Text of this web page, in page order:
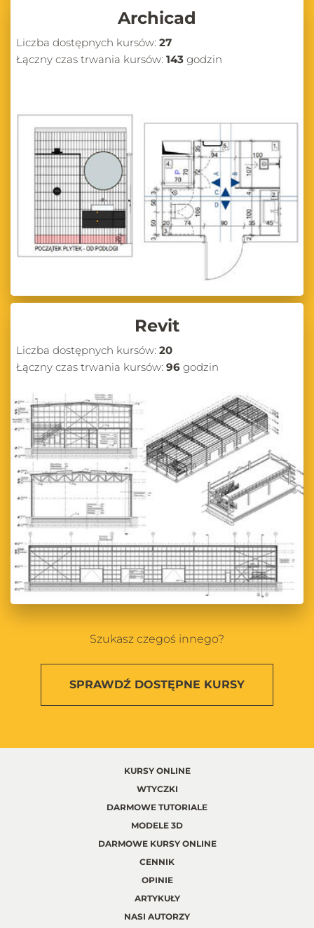
Archicad
Liczba dostępnych kursów: 27
Łączny czas trwania kursów: 143 godzin
Revit
Liczba dostępnych kursów: 20
Łączny czas trwania kursów: 96 godzin
Szukasz czegoś innego?
SPRAWDŹ DOSTĘPNE KURSY
KURSY ONLINE
WTYCZKI
DARMOWE TUTORIALE
MODELE 3D
DARMOWE KURSY ONLINE
CENNIK
OPINIE
ARTYKUŁY
NASI AUTORZY